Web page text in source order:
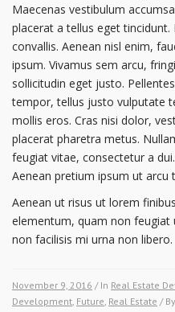
Maecenas vestibulum
placerat a tellus eget
convallis. Aenean nisl enim,
ipsum. Vivamus sem arcu,
sollicitudin eget justo.
tempor, tellus justo vulputate
mollis eros. Cras nisi dolor,
placerat pharetra metus.
feugiat vitae, consectetur a
Aenean pretium ipsum ut arcu
Aenean ut risus ut lorem
elementum, quam non feugiat
non facilisis mi urna non libero.
November 9, 2016 / In Real Estate
Development Future Real Estate / By